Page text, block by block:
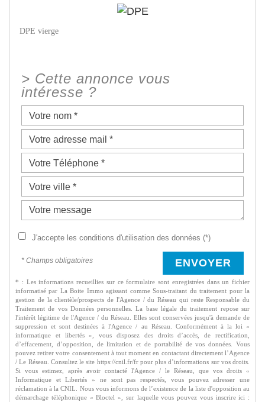
DPE vierge
> Cette annonce vous
intéresse ?
J'accepte les conditions d'utilisation des données (*)
* Champs obligatoires ENVOYER
* : Les informations recueillies sur ce formulaire sont enregistrées dans un fichier
informatisé par La Boite Immo agissant comme Sous-traitant du traitement pour la
gestion de la clientèle/prospects de l'Agence / du Réseau qui reste Responsable du
Traitement de vos Données personnelles. La base légale du traitement repose sur
l'intérêt légitime de l'Agence / du Réseau. Elles sont conservées jusqu'à demande de
suppression et sont destinées à l'Agence / au Réseau. Conformément à la loi «
informatique et libertés », vous disposez des droits d’accès, de rectification,
d’effacement, d’opposition, de limitation et de portabilité de vos données. Vous
pouvez retirer votre consentement à tout moment en contactant directement l’Agence
/ Le Réseau. Consultez le site https://cnil.fr/fr pour plus d’informations sur vos droits.
Si vous estimez, après avoir contacté l'Agence / le Réseau, que vos droits «
Informatique et Libertés » ne sont pas respectés, vous pouvez adresser une
réclamation à la CNIL. Nous vous informons de l’existence de la liste d'opposition au
démarchage téléphonique « Bloctel », sur laquelle vous pouvez vous inscrire ici :